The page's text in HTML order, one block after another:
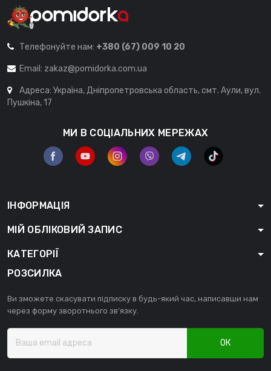
Телефонуйте нам: +380 (67) 009 10 20
Email: zakaz@pomidorka.com.ua
Адреса: Україна, Дніпропетровська область, смт. Аули, вул.
Пушкіна, 17
МИ В СОЦІАЛЬНИХ МЕРЕЖАХ
ІНФОРМАЦІЯ
МІЙ ОБЛІКОВИЙ ЗАПИС
КАТЕГОРІЇ
РОЗСИЛКА
Ви зможете скасувати підписку в будь-який час, написавши нам
через форму зворотнього зв'язку.
ОК